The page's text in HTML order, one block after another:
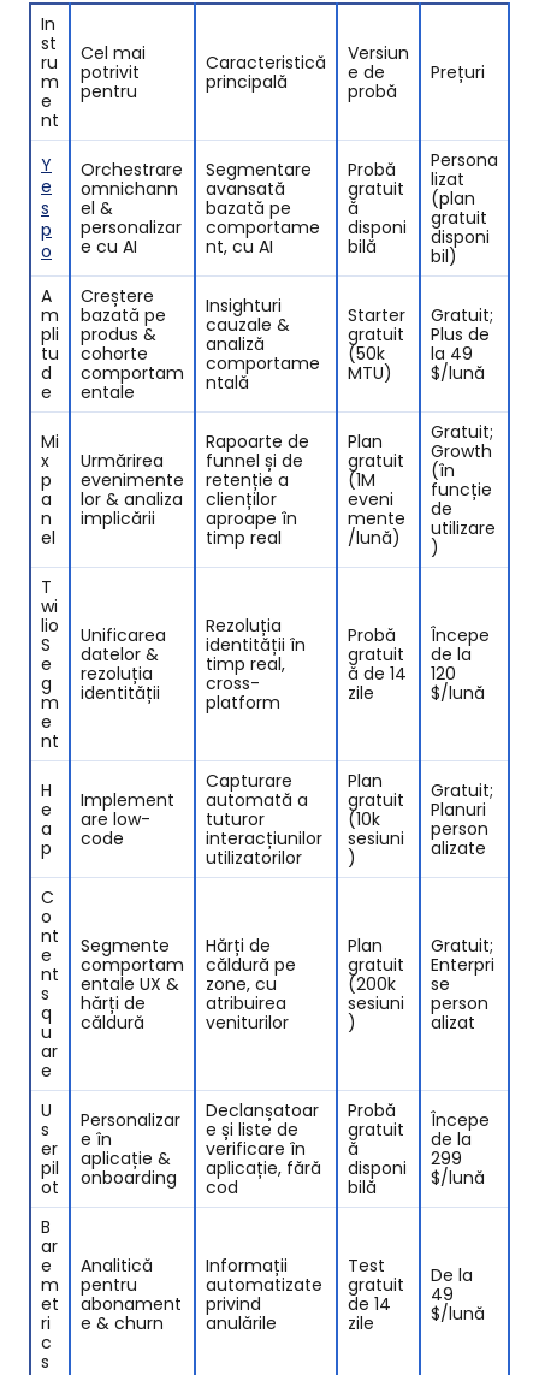
Reducerea churn-ului prin alerte predictive
Funcționalități cheie ale instrumentelor de
segmentare a clienților
Segmentare avansată a clienților
Recomandări de produse bazate pe AI
Conformitate GDPR și confidențialitate
Cum să alegi instrumentul potrivit de segmentare a
clienților pentru nevoile afacerii tale
Evaluează volumul și viteza datelor
Identifică obiectivul principal (Marketing vs.
Verifică compatibilitatea integrărilor
Concluzii finale
In
st
ru
m
e
nt
Cel mai
potrivit
pentru
Caracteristică
principală
Versiun
e de
probă
Prețuri
Y
e
s
p
o
Orchestrare
omnichann
el &
personalizar
e cu AI
Segmentare
avansată
bazată pe
comportame
nt, cu AI
Probă
gratuit
ă
disponi
bilă
Persona
lizat
(plan
gratuit
disponi
bil)
A
m
pli
tu
d
e
Creștere
bazată pe
produs &
cohorte
comportam
entale
Insighturi
cauzale &
analiză
comportame
ntală
Starter
gratuit
(50k
MTU)
Gratuit;
Plus de
la 49
$/lună
Mi
x
p
a
n
el
Urmărirea
evenimente
lor & analiza
implicării
Rapoarte de
funnel și de
retenție a
clienților
aproape în
timp real
Plan
gratuit
(1M
eveni
mente
/lună)
Gratuit;
Growth
(în
funcție
de
utilizare
)
T
wi
lio
S
e
g
m
e
ntㅤㅤㅤㅤㅤㅤㅤ
Unificarea
datelor &
rezoluția
identității
Rezoluția
identității în
timp real,
cross-
platform
Probă
gratuit
ă de 14
zile
Începe
de la
120
$/lună
H
e
a
p
Implement
are low-
code
Capturare
automată a
tuturor
interacțiunilor
utilizatorilor
Plan
gratuit
(10k
sesiuni
)
Gratuit;
Planuri
person
alizate
C
o
nt
e
nt
s
q
u
ar
e
Segmente
comportam
entale UX &
hărți de
căldură
Hărți de
căldură pe
zone, cu
atribuirea
veniturilor
Plan
gratuit
(200k
sesiuni
)
Gratuit;
Enterpri
se
person
alizat
U
s
er
pil
ot
Personalizar
e în
aplicație &
onboarding
Declanșatoar
e și liste de
verificare în
aplicație, fără
cod
Probă
gratuit
ă
disponi
bilă
Începe
de la
299
$/lună
B
ar
e
m
et
ri
c
sㅤㅤ
Analitică
pentru
abonament
e & churn
Informații
automatizate
privind
anulările
Test
gratuit
de 14
zile
De la
49
$/lună